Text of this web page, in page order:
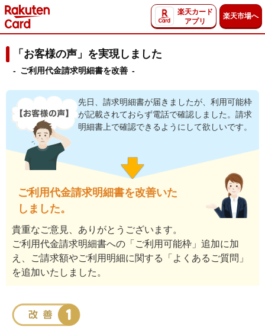
楽天カード
アプリ
楽天市場へ
「お客様の声」を実現しました
- ご利用代金請求明細書を改善 -
先日、請求明細書が届きましたが、利用可能枠
が記載されておらず電話で確認しました。請求
明細書上で確認できるようにして欲しいです。
ご利用代金請求明細書を改善いた
しました。
貴重なご意見、ありがとうございます。
ご利用代金請求明細書への「ご利用可能枠」追加に加
え、ご請求額やご利用明細に関する「よくあるご質問」
を追加いたしました。